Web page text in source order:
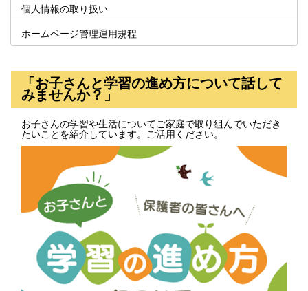
個人情報の取り扱い
ホームページ管理運用規程
「お子さんと学習の進め方について話して
みませんか？」
お子さんの学習や生活についてご家庭で取り組んでいただき
たいことを紹介しています。ご活用ください。